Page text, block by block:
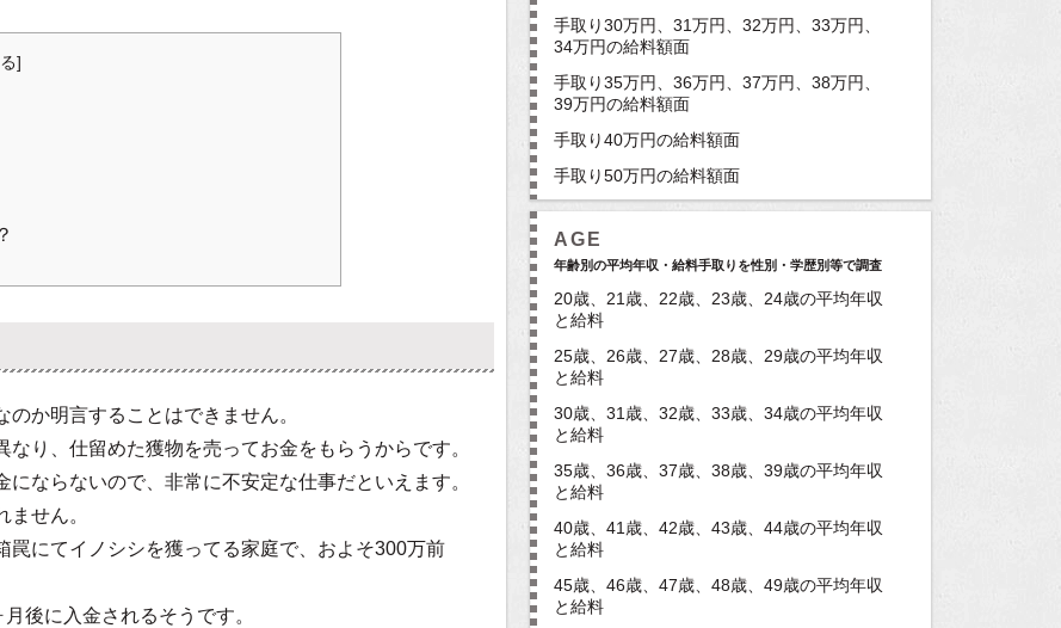
]
か明言することはできません。
り、仕留めた獲物を売ってお金をもらうからです。
ならないので、非常に不安定な仕事だといえます。
せん。
にてイノシシを獲ってる家庭で、およそ300万前
後に入金されるそうです。
手取り30万円、31万円、32万円、33万円、
34万円の給料額面
手取り35万円、36万円、37万円、38万円、
39万円の給料額面
手取り40万円の給料額面
手取り50万円の給料額面
AGE
年齢別の平均年収・給料手取りを性別・学歴別等で調査
20歳、21歳、22歳、23歳、24歳の平均年収
と給料
25歳、26歳、27歳、28歳、29歳の平均年収
と給料
30歳、31歳、32歳、33歳、34歳の平均年収
と給料
35歳、36歳、37歳、38歳、39歳の平均年収
と給料
40歳、41歳、42歳、43歳、44歳の平均年収
と給料
45歳、46歳、47歳、48歳、49歳の平均年収
と給料